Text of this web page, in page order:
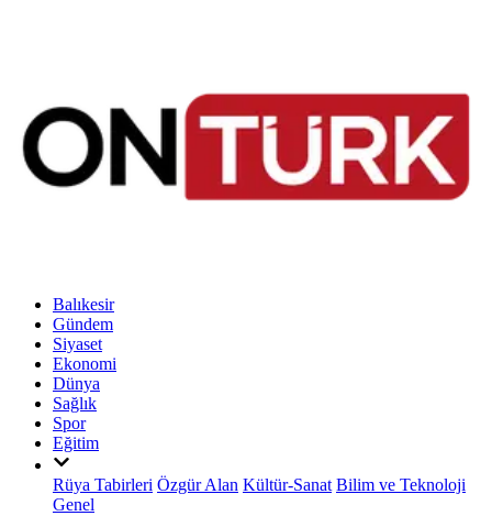
Balıkesir
Gündem
Siyaset
Ekonomi
Dünya
Sağlık
Spor
Eğitim
Rüya Tabirleri Özgür Alan Kültür-Sanat Bilim ve Teknoloji
Genel